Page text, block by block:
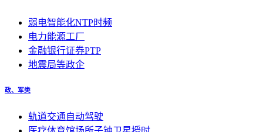
弱电智能化NTP时频
电力能源工厂
金融银行证券PTP
地震局等政企
政、军类
轨道交通自动驾驶